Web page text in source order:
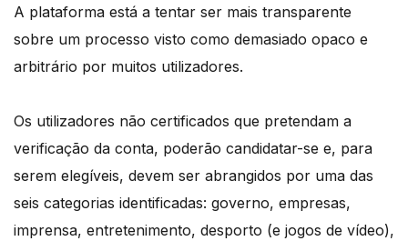
A plataforma está a tentar ser mais transparente
sobre um processo visto como demasiado opaco e
arbitrário por muitos utilizadores.
Os utilizadores não certificados que pretendam a
verificação da conta, poderão candidatar-se e, para
serem elegíveis, devem ser abrangidos por uma das
seis categorias identificadas: governo, empresas,
imprensa, entretenimento, desporto (e jogos de vídeo),